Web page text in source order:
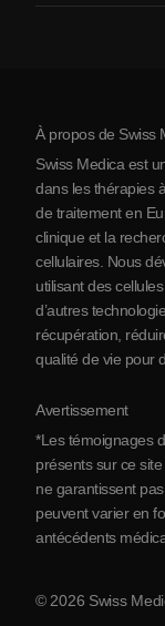
Arthrite
À propos de la
Partenariats
Contact
À propos de Swiss
Swiss Medica est
dans les thérapies
de traitement en
clinique et la
cellulaires. Nous
utilisant des
d’autres
récupération,
qualité de vie pour
Avertissement
*Les témoignages
présents sur ce
ne garantissent
peuvent varier en
antécédents
© 2026 Swiss